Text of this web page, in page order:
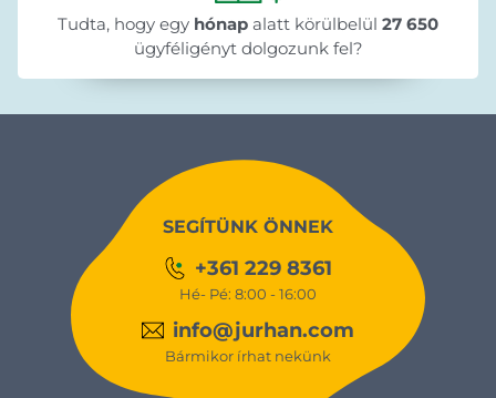
Tudta, hogy egy hónap alatt körülbelül 27 650
ügyféligényt dolgozunk fel?
SEGÍTÜNK ÖNNEK
+361 229 8361
Hé- Pé: 8:00 - 16:00
info@jurhan.com
Bármikor írhat nekünk